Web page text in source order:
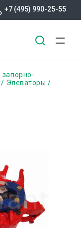
+7 (495) 990-25-55
Элеваторы